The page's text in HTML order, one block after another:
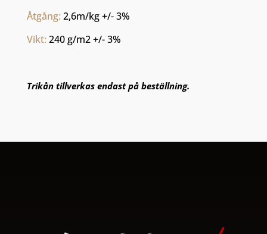
Åtgång: 2,6m/kg +/- 3%
Vikt: 240 g/m2 +/- 3%
Trikån tillverkas endast på beställning.